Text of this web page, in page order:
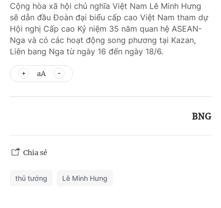
Cộng hòa xã hội chủ nghĩa Việt Nam Lê Minh Hưng
sẽ dẫn đầu Đoàn đại biểu cấp cao Việt Nam tham dự
Hội nghị Cấp cao Kỷ niệm 35 năm quan hệ ASEAN-
Nga và có các hoạt động song phương tại Kazan,
Liên bang Nga từ ngày 16 đến ngày 18/6.
aA
BNG
Chia sẻ
thủ tướng Lê Minh Hưng